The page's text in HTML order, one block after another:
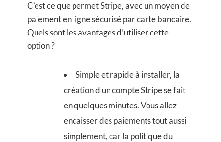
C’est ce que permet Stripe, avec un moyen de
paiement en ligne sécurisé par carte bancaire.
Quels sont les avantages d’utiliser cette
option ?
Simple et rapide à installer, la
création d un compte Stripe se fait
en quelques minutes. Vous allez
encaisser des paiements tout aussi
simplement, car la politique du